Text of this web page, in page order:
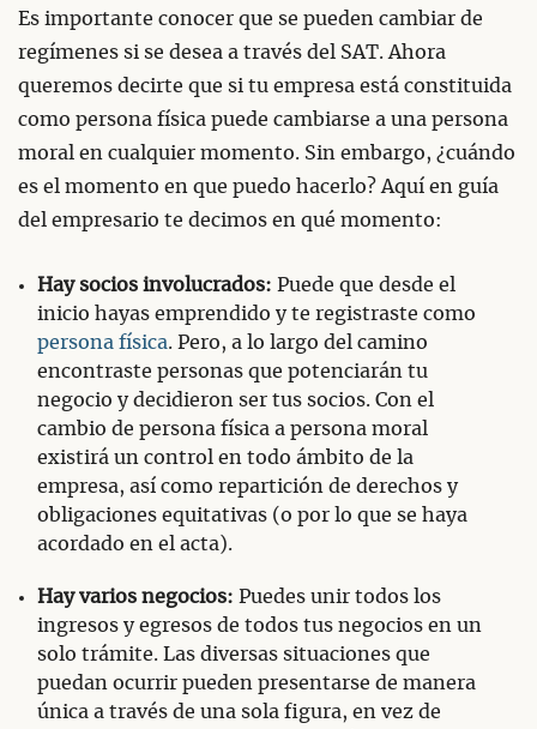
Es importante conocer que se pueden cambiar de
regímenes si se desea a través del SAT. Ahora
queremos decirte que si tu empresa está constituida
como persona física puede cambiarse a una persona
moral en cualquier momento. Sin embargo, ¿cuándo
es el momento en que puedo hacerlo? Aquí en guía
del empresario te decimos en qué momento:
Hay socios involucrados: Puede que desde el
inicio hayas emprendido y te registraste como
persona física. Pero, a lo largo del camino
encontraste personas que potenciarán tu
negocio y decidieron ser tus socios. Con el
cambio de persona física a persona moral
existirá un control en todo ámbito de la
empresa, así como repartición de derechos y
obligaciones equitativas (o por lo que se haya
acordado en el acta).
Hay varios negocios: Puedes unir todos los
ingresos y egresos de todos tus negocios en un
solo trámite. Las diversas situaciones que
puedan ocurrir pueden presentarse de manera
única a través de una sola figura, en vez de